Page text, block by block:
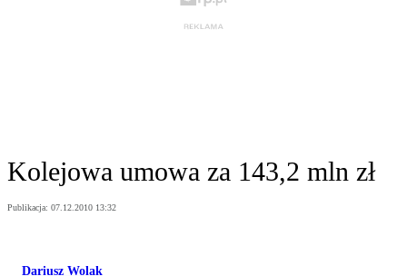
Kolejowa umowa za 143,2 mln zł
Publikacja: 07.12.2010 13:32
Dariusz Wolak